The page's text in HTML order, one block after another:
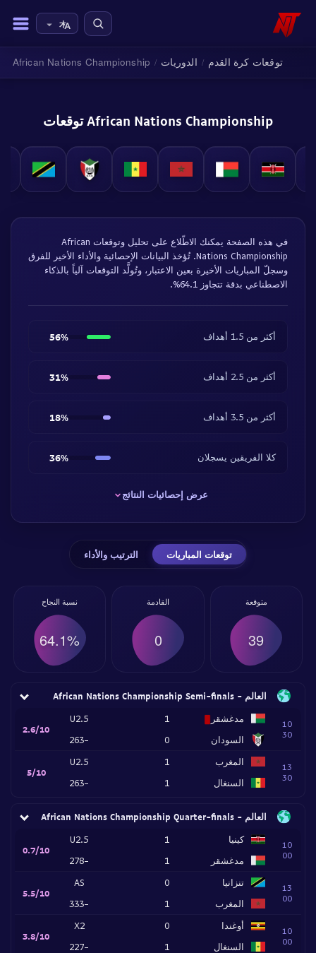
توقعات كرة القدم / الدوريات /
African Nations Championship
African Nations Championship توقعات
في هذه الصفحة يمكنك الاطّلاع على تحليل وتوقعات African
Nations Championship. تُؤخذ البيانات الإحصائية والأداء الأخير للفرق
وسجلّ المباريات الأخيرة بعين الاعتبار، وتُولَّد التوقعات آلياً بالذكاء
الاصطناعي بدقة تتجاوز 64.1%.
أكثر من 1.5 أهداف 56%
أكثر من 2.5 أهداف 31%
أكثر من 3.5 أهداف 18%
كلا الفريقين يسجلان 36%
عرض إحصائيات النتائج
توقعات المباريات الترتيب والأداء
متوقعة
39
القادمة
0
نسبة النجاح
64.1%
العالم - African Nations Championship Semi-finals
10
30
مدغشقر
السودان
1
0
U2.5
-263
2.6/10
13
30
المغرب
السنغال
1
1
U2.5
-263
5/10
العالم - African Nations Championship Quarter-finals
10
00
كينيا
مدغشقر
1
1
U2.5
-278
0.7/10
13
00
تنزانيا
المغرب
0
1
AS
-333
5.5/10
10
00
أوغندا
السنغال
0
1
X2
-227
3.8/10